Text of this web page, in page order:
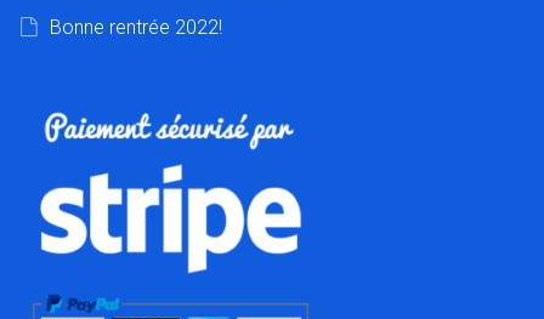
Bonne rentrée 2022!